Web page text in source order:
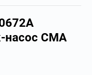
насос СМА